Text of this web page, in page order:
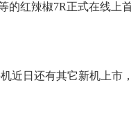
的红辣椒7R正式在线上
近日还有其它新机上市